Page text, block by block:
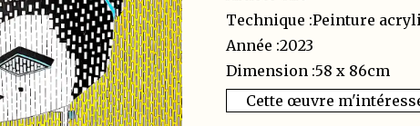
Technique :Peinture
Année :2023
Dimension :58 x 86cm
Cette œuvre